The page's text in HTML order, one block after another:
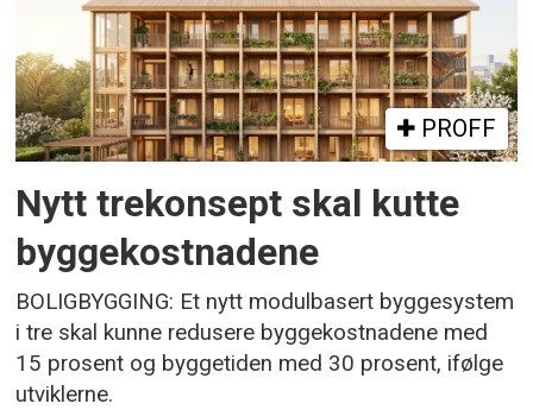
PROFF
Nytt trekonsept skal kutte
byggekostnadene
BOLIGBYGGING: Et nytt modulbasert byggesystem
i tre skal kunne redusere byggekostnadene med
15 prosent og byggetiden med 30 prosent, ifølge
utviklerne.